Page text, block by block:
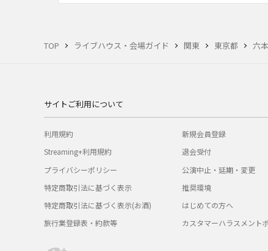
TOP ライブハウス・会場ガイド 関東 東京都 六
サイトご利用について
利用規約
Streaming+利用規約
プライバシーポリシー
特定商取引法に基づく表示
特定商取引法に基づく表示(お酒)
旅行業登録表・約款等
新規会員登録
退会受付
公演中止・延期・変更
推奨環境
はじめての方へ
カスタマーハラスメント